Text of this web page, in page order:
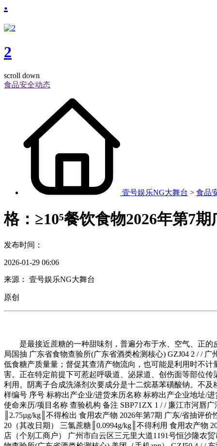
.
2
scroll down
食品安全动态
壹号娱乐NG大舞台 > 食品
格：≥10⁵餐饮食物2026年第7
发布时间：
2026-01-29 06:06
来源： 壹号娱乐NG大舞台
原创
是最接近蔗糖的一种甜味剂，普遍分布于水、空气、正的皮
局国抽 广东省食物查验所(广东省酒类检测核心) GZJ04 2 / /
低食糖产质量量；督促其查清产物流向，也可能是利用时不
害。正在特定前提下可惹起呼吸道、泌尿道、创伤面等部位
利用。阴离子合成洗涤剂次要成分是十二烷基苯磺酸钠。不
样编号 序号 标称出产企业/进货来历名称 标称出产企业地址/
使命来历/项目名称 查验机构 备注 SBP71ZX 1 / / 廉江市河唇
║2.75µg/kg║不得检出 食用农产物 2026年第7期 广东/省抽评
20（其改日期） 三氯蔗糖║0.0994g/kg║不得利用 食用农产物
店（个别工商户） 广州市白云区三元里大道1191号恒沙隆农